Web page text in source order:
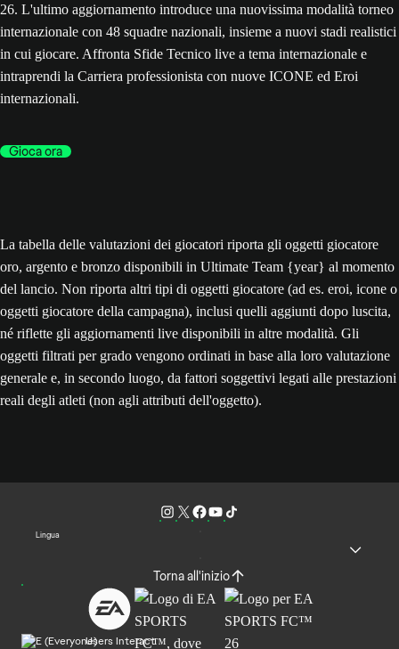
26. L'ultimo aggiornamento introduce una nuovissima modalità torneo
internazionale con 48 squadre nazionali, insieme a nuovi stadi realistici
in cui giocare. Affronta Sfide Tecnico live a tema internazionale e
intraprendi la Carriera professionista con nuove ICONE ed Eroi
internazionali.
Gioca ora
La tabella delle valutazioni dei giocatori riporta gli oggetti giocatore
oro, argento e bronzo disponibili in Ultimate Team {year} al momento
del lancio. Non riporta altri tipi di oggetti giocatore (ad es. eroi, icone o
oggetti giocatore della campagna), inclusi quelli aggiunti dopo luscita,
né riflette gli aggiornamenti live disponibili in altre modalità. Gli
oggetti filtrati per grado vengono ordinati in base alla loro valutazione
generale e, in secondo luogo, da fattori soggettivi legati alle prestazioni
reali degli atleti (non agli attributi dell'oggetto).
Lingua
Torna all'inizio
Users Interact